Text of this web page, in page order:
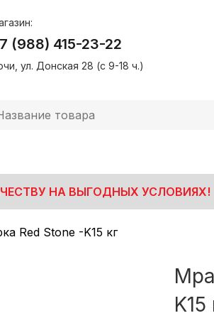
(988) 415-23-22
ул. Донская 28 (с 9-18 ч.)
НА ВЫГОДНЫХ УСЛОВИЯХ!
Red Stone -K15 кг
K15